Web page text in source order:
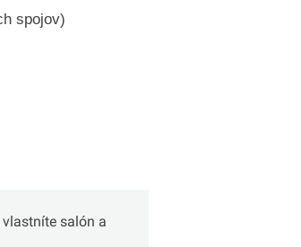
spojov)
vlastníte salón a